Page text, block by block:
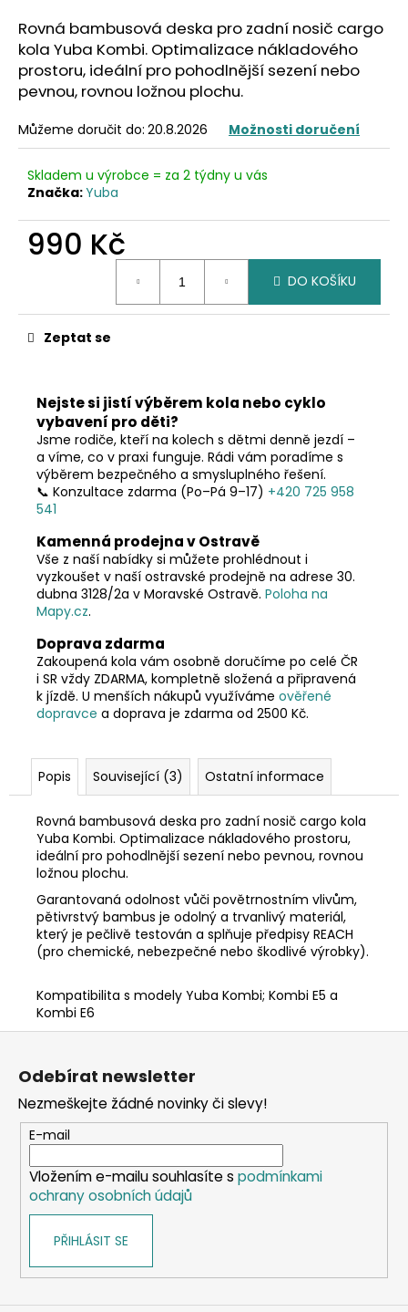
Rovná bambusová deska pro zadní nosič cargo
kola Yuba Kombi. Optimalizace nákladového
prostoru, ideální pro pohodlnější sezení nebo
pevnou, rovnou ložnou plochu.
Můžeme doručit do: 20.8.2026 Možnosti doručení
Skladem u výrobce = za 2 týdny u vás
Značka:Yuba
990 Kč
DO KOŠÍKU
Zeptat se
Nejste si jistí výběrem kola nebo cyklo
vybavení pro děti?
Jsme rodiče, kteří na kolech s dětmi denně jezdí –
a víme, co v praxi funguje. Rádi vám poradíme s
výběrem bezpečného a smysluplného řešení.
📞 Konzultace zdarma (Po–Pá 9–17) +420 725 958
541
Kamenná prodejna v Ostravě
Vše z naší nabídky si můžete prohlédnout i
vyzkoušet v naší ostravské prodejně na adrese 30.
dubna 3128/2a v Moravské Ostravě. Poloha na
Mapy.cz.
Doprava zdarma
Zakoupená kola vám osobně doručíme po celé ČR
i SR vždy ZDARMA, kompletně složená a připravená
k jízdě. U menších nákupů využíváme ověřené
dopravce a doprava je zdarma od 2500 Kč.
Popis Související (3) Ostatní informace
Rovná bambusová deska pro zadní nosič cargo kola
Yuba Kombi. Optimalizace nákladového prostoru,
ideální pro pohodlnější sezení nebo pevnou, rovnou
ložnou plochu.
Garantovaná odolnost vůči povětrnostním vlivům,
pětivrstvý bambus je odolný a trvanlivý materiál,
který je pečlivě testován a splňuje předpisy REACH
(pro chemické, nebezpečné nebo škodlivé výrobky).
Kompatibilita s modely Yuba Kombi; Kombi E5 a
Kombi E6
a
j
í
t
?
o
p
Z
Odebírat newsletter
Nezmeškejte žádné novinky či slevy!
E-mail
Vložením e-mailu souhlasíte s podmínkami
ochrany osobních údajů
PŘIHLÁSIT SE